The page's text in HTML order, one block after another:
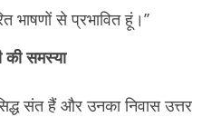
से प्रभावित हूं।’’
की समस्या
संत हैं और उनका निवास उत्तर